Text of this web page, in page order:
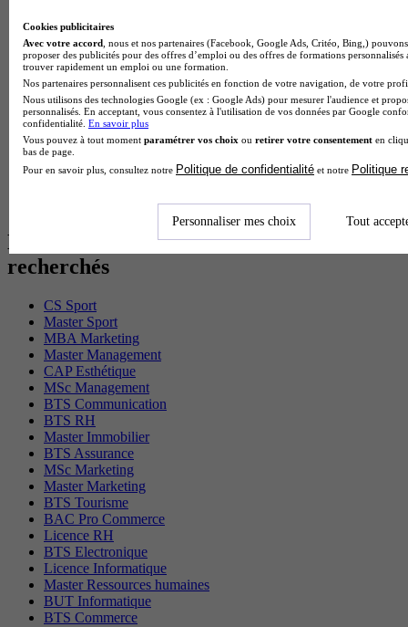
Cap Fleuriste en alternance
BTS Sio en alternance
MSc Marketing Digital en alternance
BTS Gpme en alternance
Cap Electricien en alternance
BTS Gpn en alternance
BTS Domotique en alternance
BAC Pro Agora en alternance
BTS Sta en alternance
BTS Iris en alternance
BTS Ati en alternance
Les diplômes par filière les plus
recherchés
CS Sport
Master Sport
MBA Marketing
Master Management
CAP Esthétique
MSc Management
BTS Communication
BTS RH
Master Immobilier
BTS Assurance
MSc Marketing
Master Marketing
BTS Tourisme
BAC Pro Commerce
Licence RH
BTS Electronique
Licence Informatique
Master Ressources humaines
BUT Informatique
BTS Commerce
Cookies publicitaires
Avec votre accord , nous et nos partenaires (Facebook, Google Ads, Critéo, Bing,)
proposer des publicités pour des offres d’emploi ou des offres de formations
trouver rapidement un emploi ou une formation.
Nos partenaires personnalisent ces publicités en fonction de votre navigation, de votre
Nous utilisons des technologies Google (ex : Google Ads) pour mesurer l'audience et
personnalisés. En acceptant, vous consentez à l'utilisation de vos données par Google
confidentialité. En savoir plus
Vous pouvez à tout moment paramétrer vos choix ou retirer votre consentement en
bas de page.
Pour en savoir plus, consultez notre Politique de confidentialité et notre Politique
Personnaliser mes choix Tout